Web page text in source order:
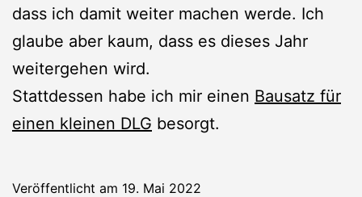
dass ich damit weiter machen werde. Ich
glaube aber kaum, dass es dieses Jahr
weitergehen wird.
Stattdessen habe ich mir einen Bausatz für
einen kleinen DLG besorgt.
Veröffentlicht am 19. Mai 2022